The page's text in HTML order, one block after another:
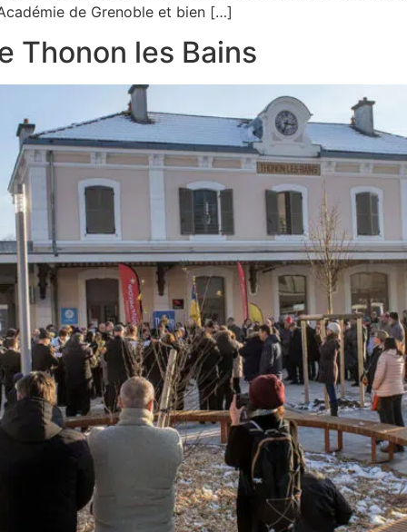
de Grenoble et bien […]
Thonon les Bains